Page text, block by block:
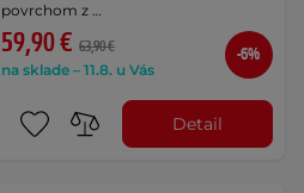
povrchom z …
59,90 € 63,90 €
na sklade – 11.8. u Vás
-6%
Detail